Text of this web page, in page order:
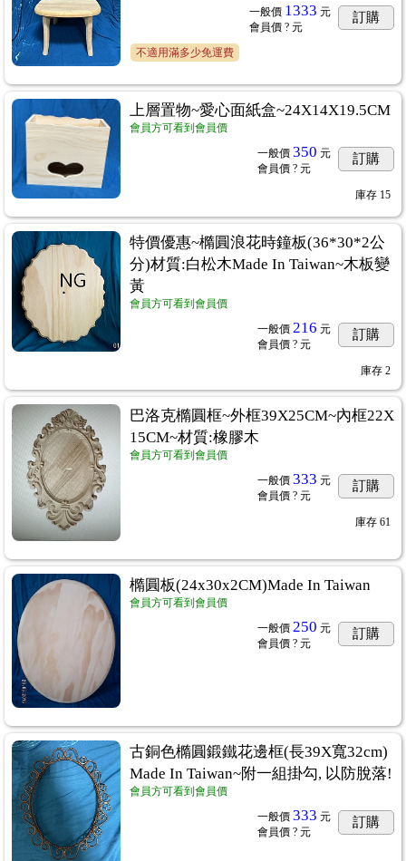
紙 ...89
轉印紙...94
一般價 1333 元
會員價 ? 元
訂購
不適用滿多少免運費
上層置物~愛心面紙盒~24X14X19.5CM
會員方可看到會員價
一般價 350 元
會員價 ? 元
訂購
庫存 15
特價優惠~橢圓浪花時鐘板(36*30*2公
分)材質:白松木Made In Taiwan~木板變
黃
會員方可看到會員價
一般價 216 元
會員價 ? 元
訂購
庫存 2
巴洛克橢圓框~外框39X25CM~內框22X
15CM~材質:橡膠木
會員方可看到會員價
一般價 333 元
會員價 ? 元
訂購
庫存 61
橢圓板(24x30x2CM)Made In Taiwan
會員方可看到會員價
一般價 250 元
會員價 ? 元
訂購
古銅色橢圓鍛鐵花邊框(長39X寬32cm)
Made In Taiwan~附一組掛勾, 以防脫落!
會員方可看到會員價
一般價 333 元
會員價 ? 元
訂購